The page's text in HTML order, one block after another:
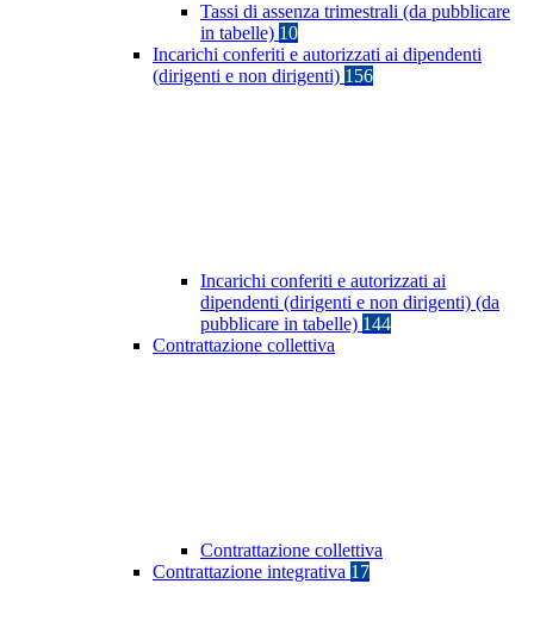
Tassi di assenza trimestrali (da pubblicare
in tabelle) 10
Incarichi conferiti e autorizzati ai dipendenti
(dirigenti e non dirigenti) 156
Incarichi conferiti e autorizzati ai
dipendenti (dirigenti e non dirigenti) (da
pubblicare in tabelle) 144
Contrattazione collettiva
Contrattazione collettiva
Contrattazione integrativa 17